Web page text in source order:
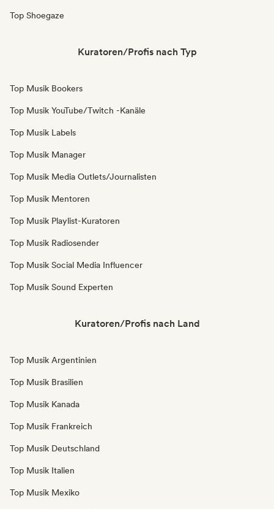
Top Shoegaze
Kuratoren/Profis nach Typ
Top Musik Bookers
Top Musik YouTube/Twitch -Kanäle
Top Musik Labels
Top Musik Manager
Top Musik Media Outlets/Journalisten
Top Musik Mentoren
Top Musik Playlist-Kuratoren
Top Musik Radiosender
Top Musik Social Media Influencer
Top Musik Sound Experten
Kuratoren/Profis nach Land
Top Musik Argentinien
Top Musik Brasilien
Top Musik Kanada
Top Musik Frankreich
Top Musik Deutschland
Top Musik Italien
Top Musik Mexiko